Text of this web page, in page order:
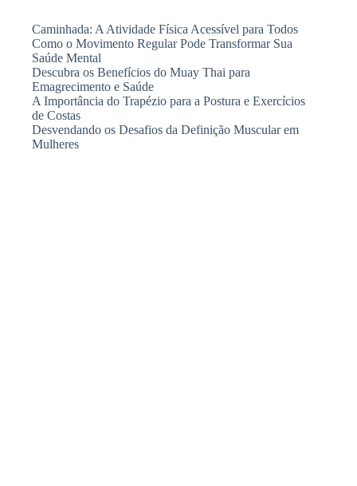
Caminhada: A Atividade Física Acessível para Todos
Como o Movimento Regular Pode Transformar Sua
Saúde Mental
Descubra os Benefícios do Muay Thai para
Emagrecimento e Saúde
A Importância do Trapézio para a Postura e Exercícios
de Costas
Desvendando os Desafios da Definição Muscular em
Mulheres